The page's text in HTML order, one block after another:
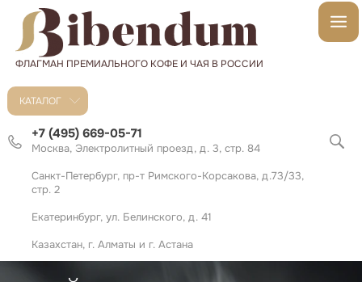
ФЛАГМАН ПРЕМИАЛЬНОГО КОФЕ И ЧАЯ В РОССИИ
КАТАЛОГ
+7 (495) 669-05-71
Москва, Электролитный проезд, д. 3, стр. 84
Санкт-Петербург, пр-т Римского-Корсакова, д.73/33,
стр. 2
Екатеринбург, ул. Белинского, д. 41
Казахстан, г. Алматы и г. Астана